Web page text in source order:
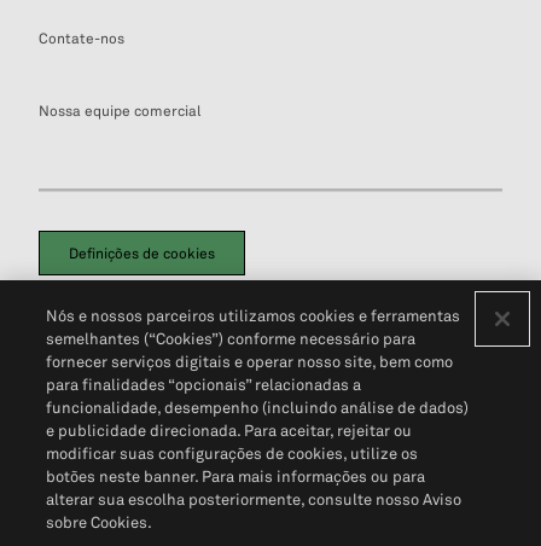
Contate-nos
Nossa equipe comercial
Definições de cookies
Política de PrivacidadePortal de privacidade do cliente (em inglês)
Não Venda Minhas Informações Pessoais© 2026 S&P Global
Nós e nossos parceiros utilizamos cookies e ferramentas
semelhantes (“Cookies”) conforme necessário para
fornecer serviços digitais e operar nosso site, bem como
para finalidades “opcionais” relacionadas a
funcionalidade, desempenho (incluindo análise de dados)
e publicidade direcionada. Para aceitar, rejeitar ou
modificar suas configurações de cookies, utilize os
botões neste banner. Para mais informações ou para
alterar sua escolha posteriormente, consulte nosso Aviso
sobre Cookies.